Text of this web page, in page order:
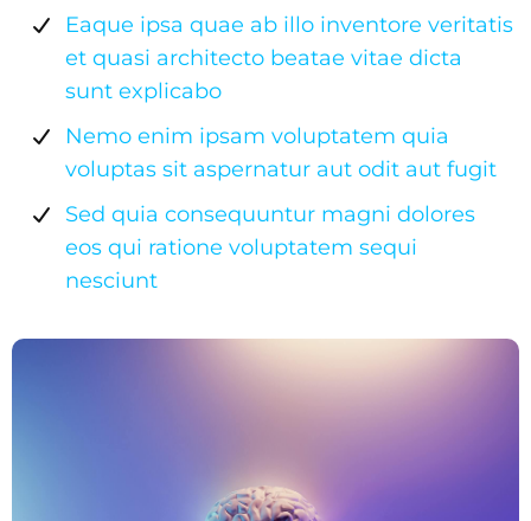
Eaque ipsa quae ab illo inventore veritatis
et quasi architecto beatae vitae dicta
sunt explicabo
Nemo enim ipsam voluptatem quia
voluptas sit aspernatur aut odit aut fugit
Sed quia consequuntur magni dolores
eos qui ratione voluptatem sequi
nesciunt